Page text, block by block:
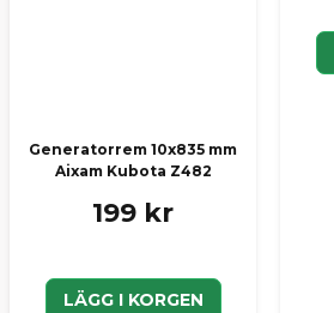
Generatorrem 10x835 mm
Aixam Kubota Z482
199 kr
LÄGG I KORGEN